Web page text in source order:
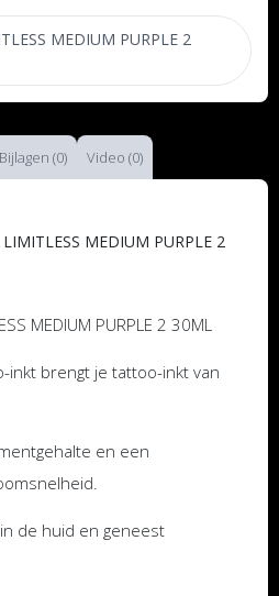
MEDIUM PURPLE 2
Bijlagen (0) Video (0)
MEDIUM PURPLE 2
MEDIUM PURPLE 2 30ML
brengt je tattoo-inkt van
en een
de huid en geneest